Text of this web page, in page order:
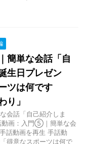
簡単な会話「自
生日プレゼン
ツは何です
り」
会話「自己紹介しま
動画：入門⑤｜簡単な会
話動画を再生 手話動
得意なスポーツは何で